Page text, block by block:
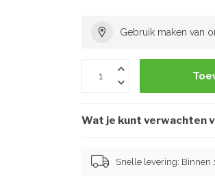
Gebruik maken van
Wat je kunt verwachten
Snelle levering: Binnen